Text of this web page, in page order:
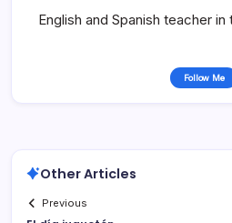
English and Spanish teacher
Follow Me
Other Articles
Previous